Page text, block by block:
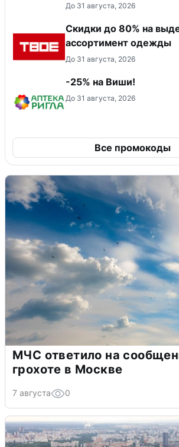
До 31 августа, 2026
Скидки до 80% на
ассортимент одежды
До 31 августа, 2026
-25% на Виши!
До 31 августа, 2026
Все промокоды
МЧС ответило на
грохоте в Москве
7 августа 0